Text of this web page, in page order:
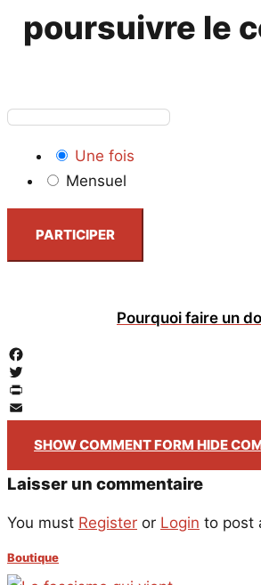
poursuivre le
Une fois
Mensuel
PARTICIPER
Pourquoi faire un
Facebook
Twitter
PrintFriendly
Email
SHOW COMMENT FORM HIDE
Laisser un commentaire
You must Register or Login to post
Boutique